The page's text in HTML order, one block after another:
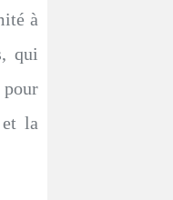
à
qui
et la